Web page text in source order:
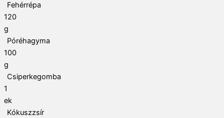
Fehérrépa
120
g
Póréhagyma
100
g
Csiperkegomba
1
ek
Kókuszzsír